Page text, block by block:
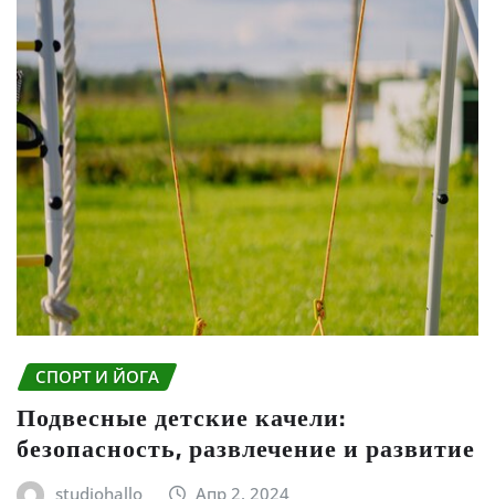
СПОРТ И ЙОГА
Подвесные детские качели:
безопасность, развлечение и развитие
studiohallo_ Апр 2, 2024